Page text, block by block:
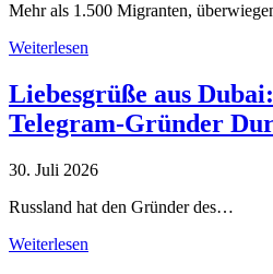
Mehr als 1.500 Migranten,
Weiterlesen
Liebesgrüße aus
Telegram-Gründer
30. Juli 2026
Russland hat den Gründer des…
Weiterlesen